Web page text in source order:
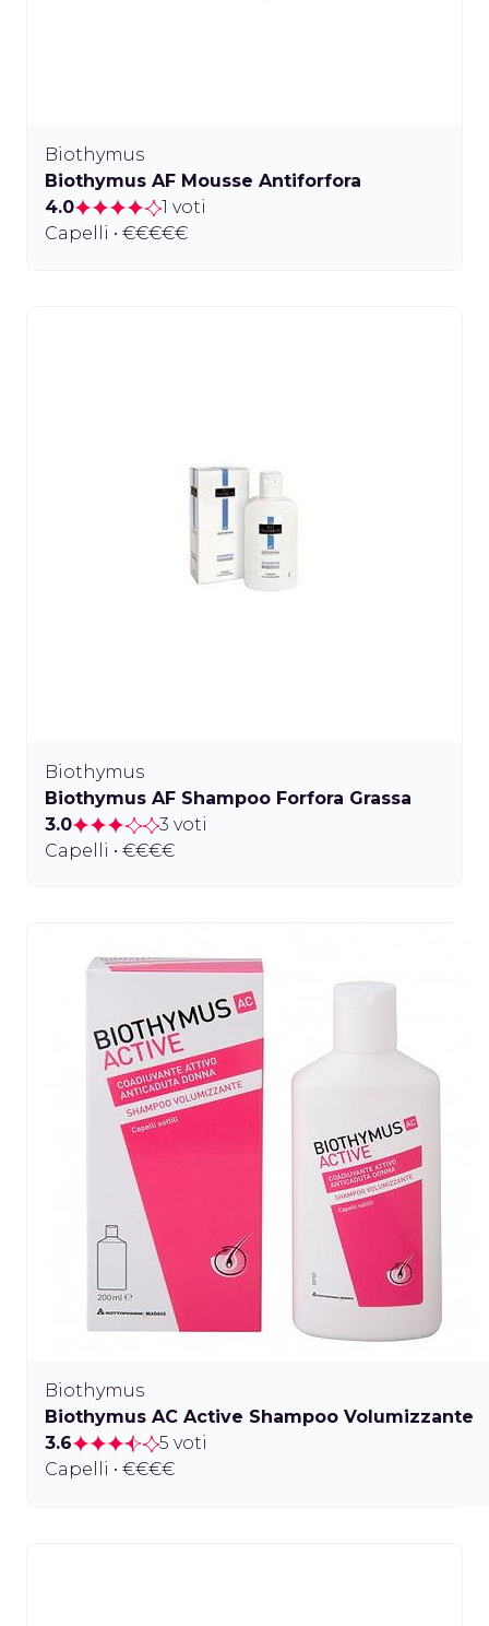
Biothymus
Biothymus AF Mousse Antiforfora
4.0
1 voti
Capelli • €€€€€
Biothymus
Biothymus AF Shampoo Forfora Grassa
3.0
3 voti
Capelli • €€€€
Biothymus
Biothymus AC Active Shampoo Volumizzante
3.6
5 voti
Capelli • €€€€